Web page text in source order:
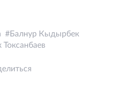
Балнур Кыдырбек